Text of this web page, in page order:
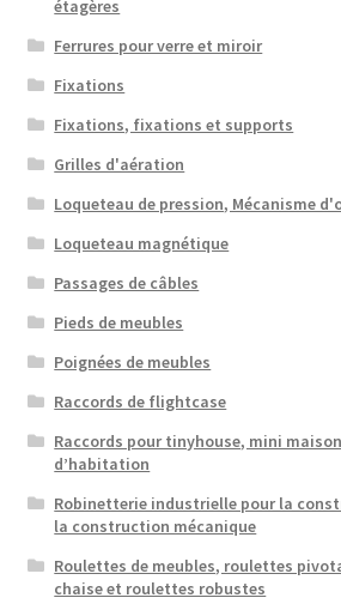
étagères
Ferrures pour verre et miroir
Fixations
Fixations, fixations et supports
Grilles d'aération
Loqueteau de pression, Mécanisme
Loqueteau magnétique
Passages de câbles
Pieds de meubles
Poignées de meubles
Raccords de flightcase
Raccords pour tinyhouse, mini
d’habitation
Robinetterie industrielle pour la
la construction mécanique
Roulettes de meubles, roulettes
chaise et roulettes robustes